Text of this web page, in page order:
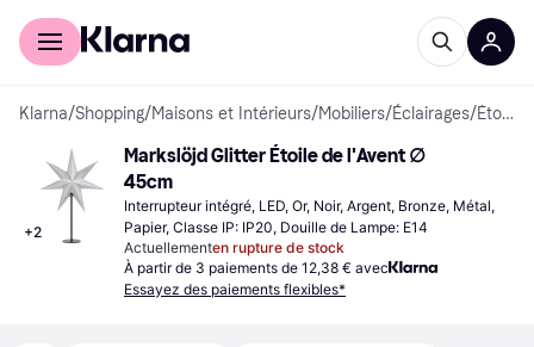
Acheter avec Klarna
Klarna/Shopping/Maisons et Intérieurs/Mobiliers/Éclairages/ Étoiles de l'Avent
+2
Markslöjd Glitter Étoile de l'Avent ∅
45cm
Interrupteur intégré, LED, Or, Noir, Argent, Bronze, Métal,
Papier, Classe IP: IP20, Douille de Lampe: E14
Actuellementen rupture de stock
À partir de 3 paiements de 12,38 € avec
Essayez des paiements flexibles*